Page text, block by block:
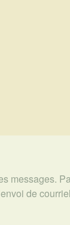
messages.
de